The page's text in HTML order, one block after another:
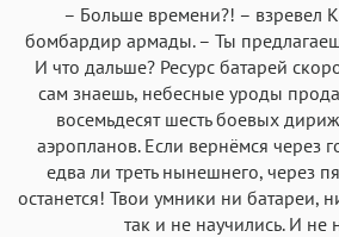
– Больше времени?! – взревел
бомбардир армады. – Ты
И что дальше? Ресурс батарей
сам знаешь, небесные уроды
восемьдесят шесть боевых
аэропланов. Если вернёмся через
едва ли треть нынешнего, через
останется! Твои умники ни батареи,
так и не научились. И не